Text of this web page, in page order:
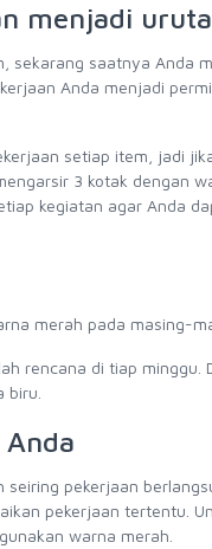
menjadi
sekarang saatnya Anda
Anda menjadi
setiap item, jadi
3 kotak dengan
kegiatan agar Anda
merah pada masing-
rencana di tiap
biru.
pekerjaan
pekerjaan tertentu.
warna merah.